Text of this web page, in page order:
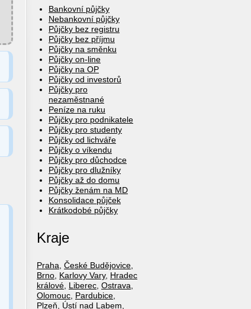
Bankovní půjčky
Nebankovní půjčky
Půjčky bez registru
Půjčky bez příjmu
Půjčky na směnku
Půjčky on-line
Půjčky na OP
Půjčky od investorů
Půjčky pro
nezaměstnané
Peníze na ruku
Půjčky pro podnikatele
Půjčky pro studenty
Půjčky od lichváře
Půjčky o víkendu
Půjčky pro důchodce
Půjčky pro dlužníky
Půjčky až do domu
Půjčky ženám na MD
Konsolidace půjček
Krátkodobé půjčky
Kraje
Praha, České Budějovice,
Brno, Karlovy Vary, Hradec
králové, Liberec, Ostrava,
Olomouc, Pardubice,
Plzeň, Ústí nad Labem,